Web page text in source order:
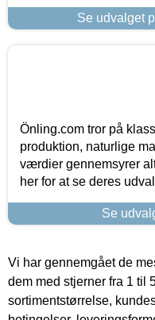
Se udvalget
Önling.com tror på
produktion, naturlige
værdier gennemsyrer
her for at se deres
Se
Vi har gennemgået de
dem med stjerner fra 1 til
sortimentstørrelse,